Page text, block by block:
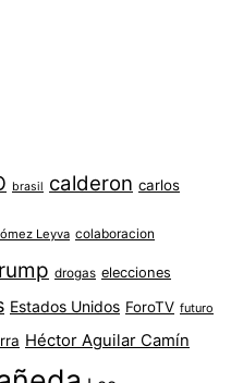
brasil calderon carlos
Leyva colaboracion
drogas elecciones
Estados Unidos ForoTV futuro
Héctor Aguilar Camín